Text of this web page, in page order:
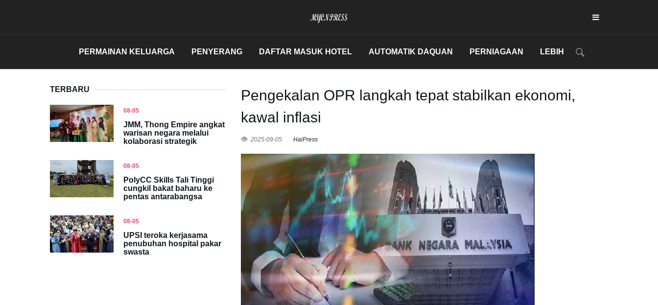
PERMAINAN KELUARGA PENYERANG DAFTAR MASUK HOTEL AUTOMATIK DAQUAN PERNIAGAAN LEBIH
TERBARU
08-05
JMM, Thong Empire angkat
warisan negara melalui
kolaborasi strategik
08-05
PolyCC Skills Tali Tinggi
cungkil bakat baharu ke
pentas antarabangsa
08-05
UPSI teroka kerjasama
penubuhan hospital pakar
swasta
Pengekalan OPR langkah tepat stabilkan ekonomi,
kawal inflasi
2025-09-05 HaiPress